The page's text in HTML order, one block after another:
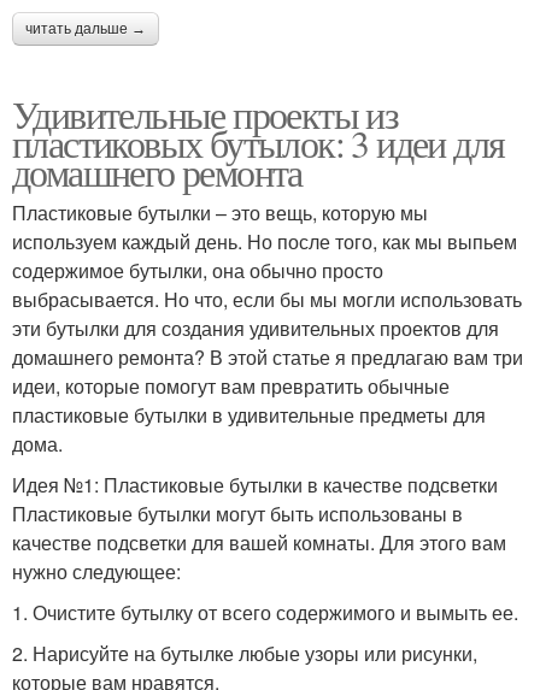
читать дальше →
Удивительные проекты из
пластиковых бутылок: 3 идеи для
домашнего ремонта
Пластиковые бутылки – это вещь, которую мы
используем каждый день. Но после того, как мы выпьем
содержимое бутылки, она обычно просто
выбрасывается. Но что, если бы мы могли использовать
эти бутылки для создания удивительных проектов для
домашнего ремонта? В этой статье я предлагаю вам три
идеи, которые помогут вам превратить обычные
пластиковые бутылки в удивительные предметы для
дома.
Идея №1: Пластиковые бутылки в качестве подсветки
Пластиковые бутылки могут быть использованы в
качестве подсветки для вашей комнаты. Для этого вам
нужно следующее:
1. Очистите бутылку от всего содержимого и вымыть ее.
2. Нарисуйте на бутылке любые узоры или рисунки,
которые вам нравятся.